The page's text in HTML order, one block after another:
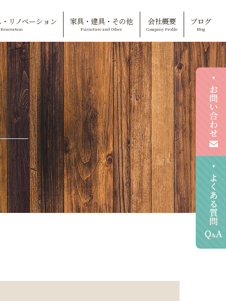
リノベーション
Renovation
家具・建具・その他
Furniture and Other
会社概要
Company Profile
ブログ
Blog